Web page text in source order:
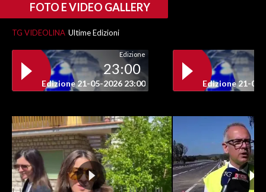
FOTO E VIDEO GALLERY
TG VIDEOLINA Ultime Edizioni
Edizione
23:00
Edizione 21-05-2026 23:00 Edizione 21-05-